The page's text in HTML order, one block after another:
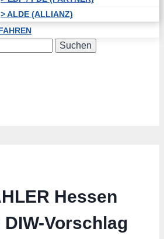
> ALDE (ALLIANZ)
Hessen
Vorschlag